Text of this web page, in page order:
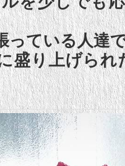
っている人達
盛り上げら